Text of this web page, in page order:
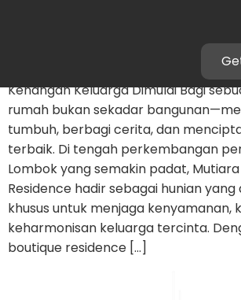
Mutiara Boutique Residence,
Kenangan Keluarga Dimulai Bagi
rumah bukan sekadar
tumbuh, berbagi cerita, dan
terbaik. Di tengah perkembangan
Lombok yang semakin padat,
Residence hadir sebagai hunian
khusus untuk menjaga kenyamanan,
keharmonisan keluarga tercinta.
boutique residence […]